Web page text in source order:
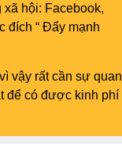
hội: Facebook,
đích “ Đẩy mạnh
vậy rất cần sự quan
để có được kinh phí